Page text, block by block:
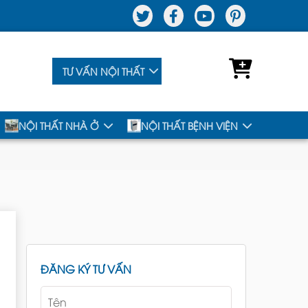
TƯ VẤN NỘI THẤT
NỘI THẤT NHÀ Ở NỘI THẤT BỆNH VIỆN
ĐĂNG KÝ TƯ VẤN